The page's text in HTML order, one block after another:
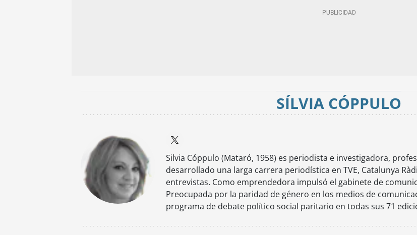
SÍLVIA CÓPPULO
Silvia Cóppulo (Mataró, 1958) es periodista e investigadora,
desarrollado una larga carrera periodística en TVE, Catalunya
entrevistas. Como emprendedora impulsó el gabinete de
Preocupada por la paridad de género en los medios de
programa de debate político social paritario en todas sus 71